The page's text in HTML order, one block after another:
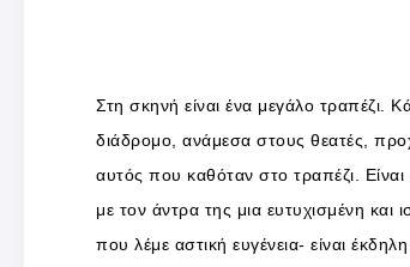
Στη σκηνή είναι ένα μεγάλο τραπέζι.
διάδρομο, ανάμεσα στους θεατές,
αυτός που καθόταν στο τραπέζι. Είναι
με τον άντρα της μια ευτυχισμένη
που λέμε αστική ευγένεια- είναι